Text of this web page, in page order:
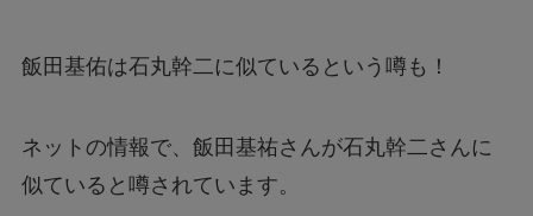
飯田基佑は石丸幹二に似ているという噂も！
ネットの情報で、飯田基祐さんが石丸幹二さんに
似ていると噂されています。